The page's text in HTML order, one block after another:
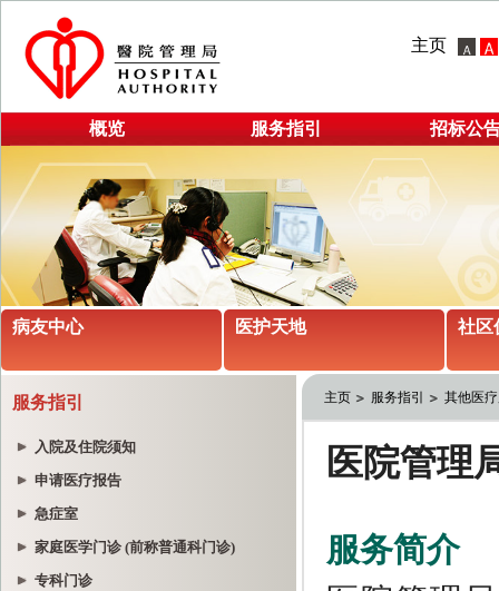
主页
概览 服务指引 招标公
病友中心 医护天地 社区
服务指引
入院及住院须知
申请医疗报告
急症室
家庭医学门诊 (前称普通科门诊)
专科门诊
主页 服务指引 其他医